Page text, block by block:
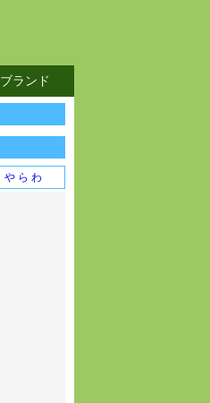
ブランド
や ら わ